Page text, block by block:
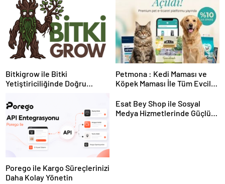
Bitkigrow ile Bitki
Yetiştiriciliğinde Doğru
Petmona : Kedi Maması ve
Köpek Maması İle Tüm Evcil
Porego ile Kargo Süreçlerinizi
Daha Kolay Yönetin
Esat Bey Shop ile Sosyal
Medya Hizmetlerinde Güçlü